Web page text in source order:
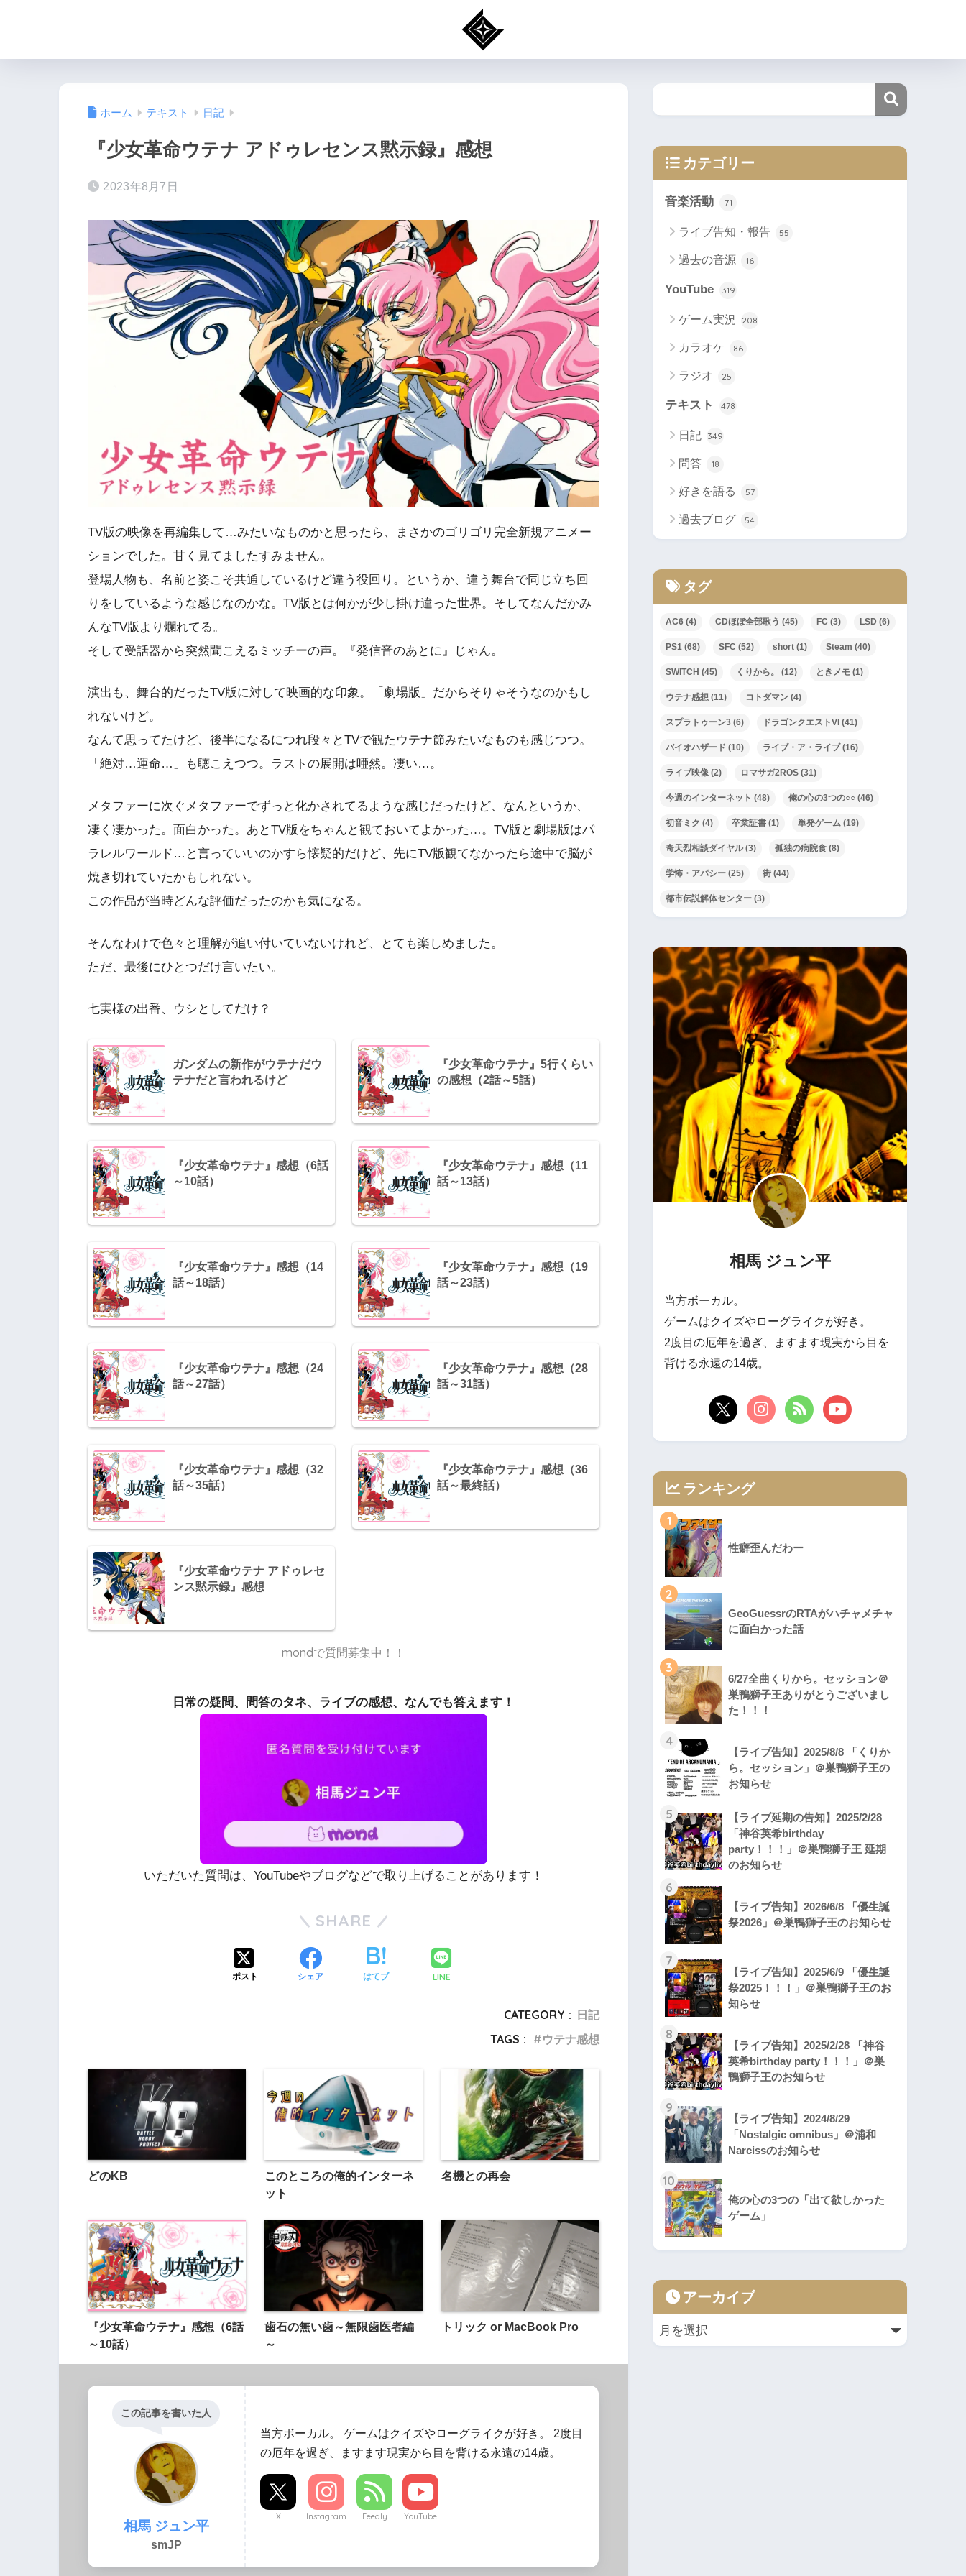
ホーム テキスト 日記
『少女革命ウテナ アドゥレセンス黙示録』感想
2023年8月7日
TV版の映像を再編集して…みたいなものかと思ったら、まさかのゴリゴリ完全新規アニメー
ションでした。甘く見てましたすみません。
登場人物も、名前と姿こそ共通しているけど違う役回り。というか、違う舞台で同じ立ち回
りをしているような感じなのかな。TV版とは何かが少し掛け違った世界。そしてなんだかみ
んなTV版より爛れてる。
そして受話器から突然聞こえるミッチーの声。『発信音のあとに』じゃん。
演出も、舞台的だったTV版に対して映画的な印象。「劇場版」だからそりゃそうなのかもし
れないけど。
なんて思ってたけど、後半になるにつれ段々とTVで観たウテナ節みたいなものも感じつつ。
「絶対…運命…」も聴こえつつ。ラストの展開は唖然。凄い…。
メタファーに次ぐメタファーでずっと化かされてるような感じだったけど、なんというか、
凄く凄かった。面白かった。あとTV版をちゃんと観ておいてよかった…。TV版と劇場版はパ
ラレルワールド…と言っていいのかすら懐疑的だけど、先にTV版観てなかったら途中で脳が
焼き切れていたかもしれない。
この作品が当時どんな評価だったのかも気になる。
そんなわけで色々と理解が追い付いていないけれど、とても楽しめました。
ただ、最後にひとつだけ言いたい。
七実様の出番、ウシとしてだけ？
ガンダムの新作がウテナだウ
テナだと言われるけど
『少女革命ウテナ』5行くらい
の感想（2話～5話）
『少女革命ウテナ』感想（6話
～10話）
『少女革命ウテナ』感想（11
話～13話）
『少女革命ウテナ』感想（14
話～18話）
『少女革命ウテナ』感想（19
話～23話）
『少女革命ウテナ』感想（24
話～27話）
『少女革命ウテナ』感想（28
話～31話）
『少女革命ウテナ』感想（32
話～35話）
『少女革命ウテナ』感想（36
話～最終話）
『少女革命ウテナ アドゥレセ
ンス黙示録』感想
mondで質問募集中！！
日常の疑問、問答のタネ、ライブの感想、なんでも答えます！
いただいた質問は、YouTubeやブログなどで取り上げることがあります！
SHARE
ポスト シェア はてブ LINE
CATEGORY : 日記
TAGS :
ウテナ感想
どのKB
このところの俺的インターネ
ット
名機との再会
『少女革命ウテナ』感想（6話
～10話）
歯石の無い歯～無限歯医者編
～
トリック or MacBook Pro
この記事を書いた人
相馬 ジュン平
smJP
当方ボーカル。 ゲームはクイズやローグライクが好き。 2度目
の厄年を過ぎ、ますます現実から目を背ける永遠の14歳。
X Instagram Feedly YouTube
カテゴリー
音楽活動 71
ライブ告知・報告 55
過去の音源 16
YouTube 319
ゲーム実況 208
カラオケ 86
ラジオ 25
テキスト 478
日記 349
問答 18
好きを語る 57
過去ブログ 54
タグ
AC6 (4) CDほぼ全部歌う (45) FC (3) LSD (6)
PS1 (68) SFC (52) short (1) Steam (40)
SWITCH (45) くりから。 (12) ときメモ (1)
ウテナ感想 (11) コトダマン (4)
スプラトゥーン3 (6) ドラゴンクエストVI (41)
バイオハザード (10) ライブ・ア・ライブ(16)
ライブ映像 (2) ロマサガ2ROS (31)
今週のインターネット (48) 俺の心の3つの○○ (46)
初音ミク (4) 卒業証書 (1) 単発ゲーム (19)
奇天烈相談ダイヤル(3) 孤独の病院食 (8)
学怖・アパシー (25) 街 (44)
都市伝説解体センター (3)
相馬 ジュン平
当方ボーカル。
ゲームはクイズやローグライクが好き。
2度目の厄年を過ぎ、ますます現実から目を
背ける永遠の14歳。
ランキング
1
性癖歪んだわー
2
GeoGuessrのRTAがハチャメチャ
に面白かった話
3
6/27全曲くりから。セッション＠
巣鴨獅子王ありがとうございまし
た！！！
4
【ライブ告知】2025/8/8 「くりか
ら。セッション」＠巣鴨獅子王の
お知らせ
5
【ライブ延期の告知】2025/2/28
「神谷英希birthday
party！！！」＠巣鴨獅子王 延期
のお知らせ
6
【ライブ告知】2026/6/8 「優生誕
祭2026」＠巣鴨獅子王のお知らせ
7
【ライブ告知】2025/6/9 「優生誕
祭2025！！！」＠巣鴨獅子王のお
知らせ
8
【ライブ告知】2025/2/28 「神谷
英希birthday party！！！」＠巣
鴨獅子王のお知らせ
9
【ライブ告知】2024/8/29
「Nostalgic omnibus」＠浦和
Narcissのお知らせ
10
俺の心の3つの「出て欲しかった
ゲーム」
アーカイブ